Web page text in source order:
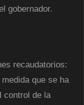
gobernador.
recaudatorios:
que se ha
control de la